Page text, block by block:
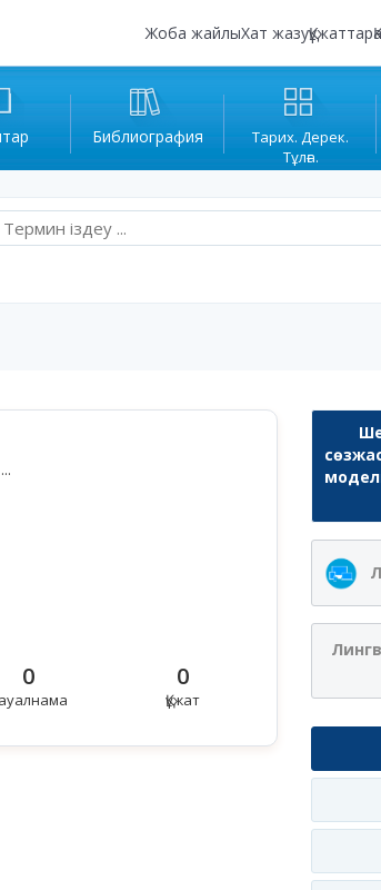
Жоба жайлыХат жазуҚұжаттар
Библиография
Тарих. Дерек.
Тұлға.
0 0
Құжат